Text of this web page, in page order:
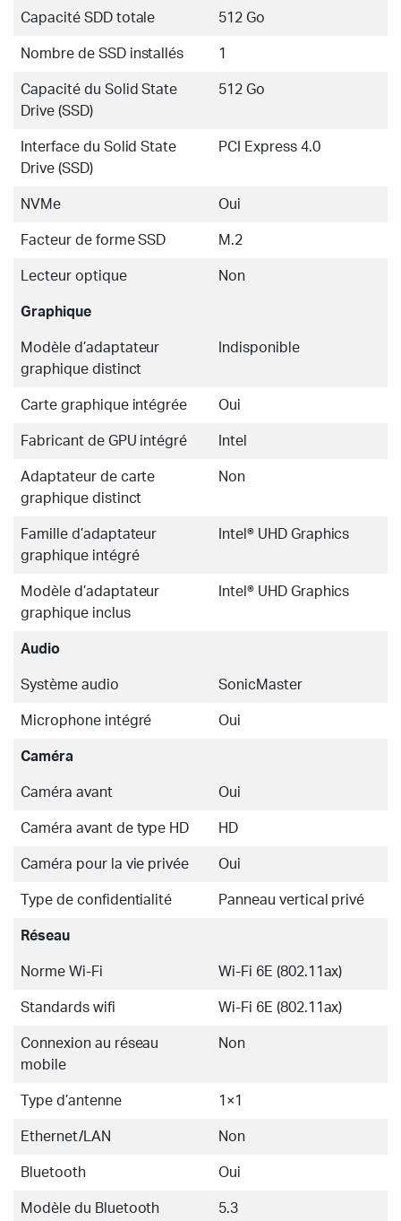
Capacité SDD totale 512 Go
Nombre de SSD installés 1
Capacité du Solid State
Drive (SSD)
512 Go
Interface du Solid State
Drive (SSD)
PCI Express 4.0
NVMe Oui
Facteur de forme SSD M.2
Lecteur optique Non
Graphique
Modèle d’adaptateur
graphique distinct
Indisponible
Carte graphique intégrée Oui
Fabricant de GPU intégré Intel
Adaptateur de carte
graphique distinct
Non
Famille d’adaptateur
graphique intégré
Intel® UHD Graphics
Modèle d’adaptateur
graphique inclus
Intel® UHD Graphics
Audio
Système audio SonicMaster
Microphone intégré Oui
Caméra
Caméra avant Oui
Caméra avant de type HD HD
Caméra pour la vie privée Oui
Type de confidentialité Panneau vertical privé
Réseau
Norme Wi-Fi Wi-Fi 6E (802.11ax)
Standards wifi Wi-Fi 6E (802.11ax)
Connexion au réseau
mobile
Non
Type d’antenne 1×1
Ethernet/LAN Non
Bluetooth Oui
Modèle du Bluetooth 5.3